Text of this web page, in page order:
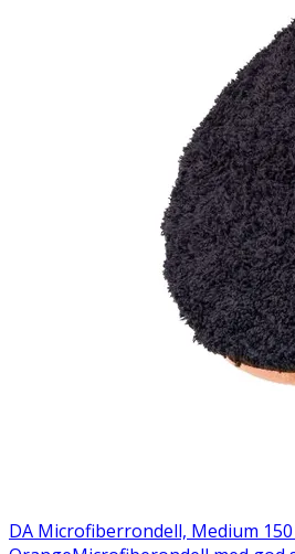
DA Microfiberrondell, Medium